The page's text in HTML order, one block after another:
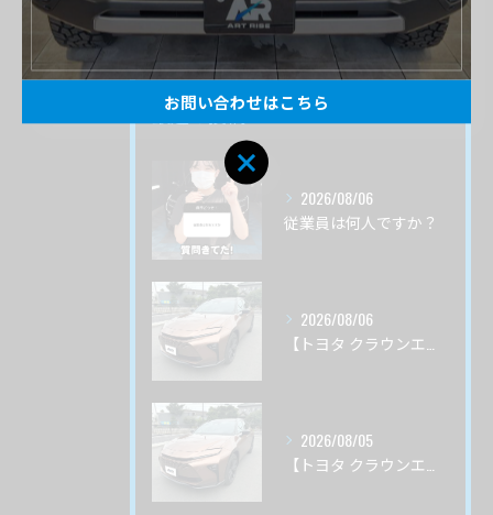
ショート動画
最近の投稿 Recent Posts
2026/08/06
従業員は何人ですか？
2026/08/06
【トヨタ クラウンエステート】♯3 ガードグレイズ ボディ磨き 茨城県土浦市より
2026/08/05
【トヨタ クラウンエステート】♯２ ガードグレイズ ボディ磨き 茨城県土浦市より
お問い合わせはこちら